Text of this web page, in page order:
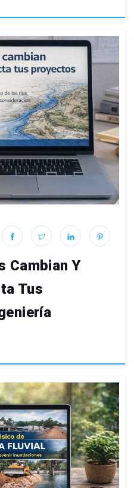
Cambian Y
Tus